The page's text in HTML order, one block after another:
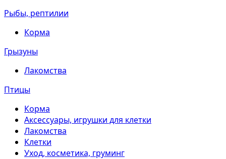
Рыбы, рептилии
Корма
Грызуны
Лакомства
Птицы
Корма
Аксессуары, игрушки для клетки
Лакомства
Клетки
Уход, косметика, груминг